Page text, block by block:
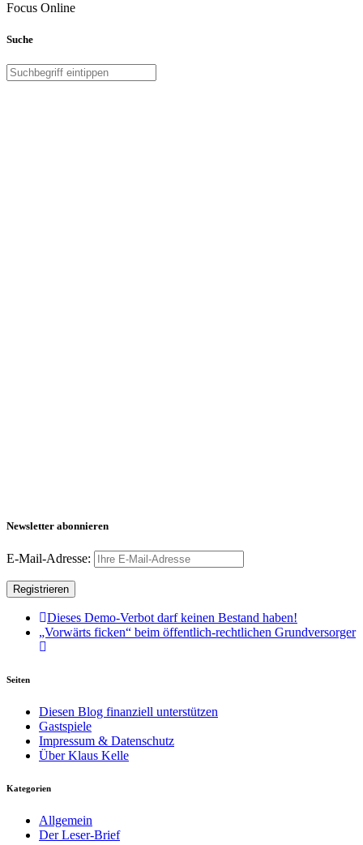
Focus Online
Suche
Newsletter abonnieren
E-Mail-Adresse:
Dieses Demo-Verbot darf keinen Bestand haben!
„Vorwärts ficken“ beim öffentlich-rechtlichen Grundversorger
Seiten
Diesen Blog finanziell unterstützen
Gastspiele
Impressum & Datenschutz
Über Klaus Kelle
Kategorien
Allgemein
Der Leser-Brief